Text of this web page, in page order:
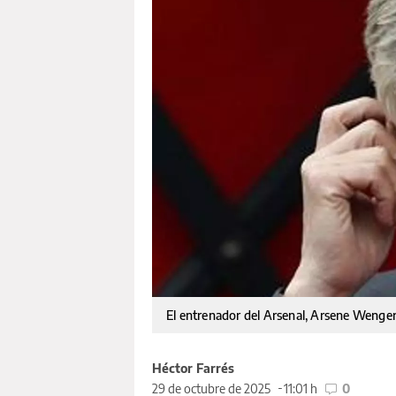
El entrenador del Arsenal, Arsene Wenger
Héctor Farrés
29 de octubre de 2025
11:01 h 0